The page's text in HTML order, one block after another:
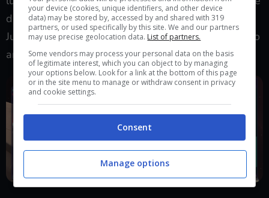
dall’ambiente. Confidiamo che l’early access di
Jumplight Odyssey serva anche a valorizzare meglio
anche questi piccoli dettagli.
your device (cookies, unique identifiers, and other device
data) may be stored by, accessed by and shared with 319
partners, or used specifically by this site. We and our partners
may use precise geolocation data. List of partners.
Some vendors may process your personal data on the basis
of legitimate interest, which you can object to by managing
your options below. Look for a link at the bottom of this page
or in the site menu to manage or withdraw consent in privacy
and cookie settings.
Consent
Manage options